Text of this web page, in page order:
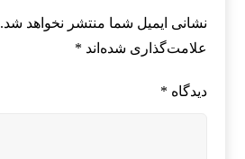
نشانی ایمیل شما منتشر نخواهد شد.
علامت‌گذاری شده‌اند *
دیدگاه *